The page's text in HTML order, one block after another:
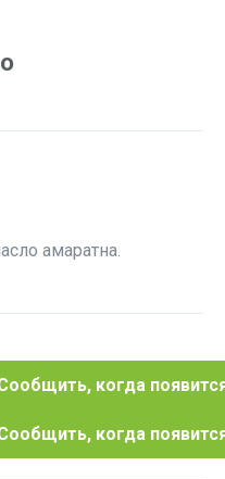
амаратна.